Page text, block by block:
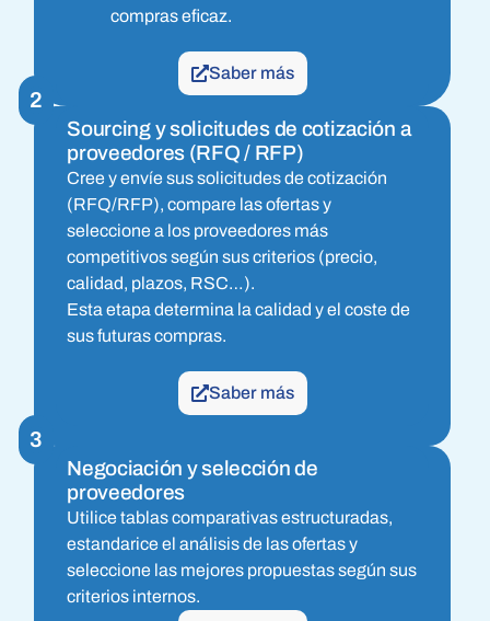
compras eficaz.
Saber más
2
Sourcing y solicitudes de cotización a
proveedores (RFQ / RFP)
Cree y envíe sus solicitudes de cotización
(RFQ/RFP), compare las ofertas y
seleccione a los proveedores más
competitivos según sus criterios (precio,
calidad, plazos, RSC…).
Esta etapa determina la calidad y el coste de
sus futuras compras.
Saber más
3
Negociación y selección de
proveedores
Utilice tablas comparativas estructuradas,
estandarice el análisis de las ofertas y
seleccione las mejores propuestas según sus
criterios internos.